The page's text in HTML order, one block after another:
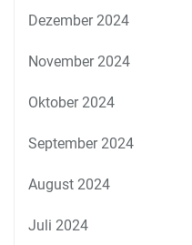
Dezember 2024
November 2024
Oktober 2024
September 2024
August 2024
Juli 2024